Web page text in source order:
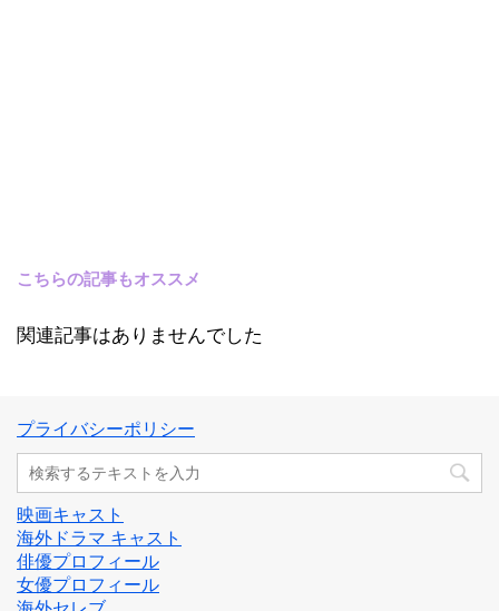
こちらの記事もオススメ
関連記事はありませんでした
プライバシーポリシー
映画キャスト
海外ドラマ キャスト
俳優プロフィール
女優プロフィール